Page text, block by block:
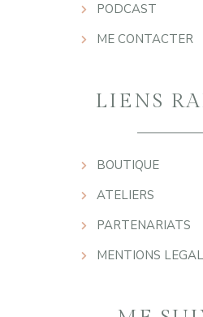
PODCAST
ME CONTACTER
LIENS
BOUTIQUE
ATELIERS
PARTENARIATS
MENTIONS